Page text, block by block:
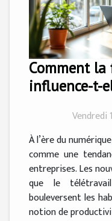
Comment
influence-t-
Vendredi
À l’ère du
comme une
entreprises. Les
que le
bouleversent les
notion de